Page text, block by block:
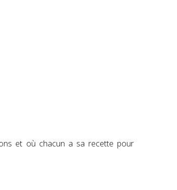
et où chacun a sa recette pour